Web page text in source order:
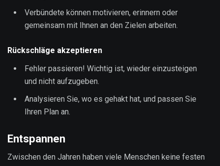
Verbündete können motivieren, erinnern oder
gemeinsam mit Ihnen an den Zielen arbeiten.
Rückschläge akzeptieren
Fehler passieren! Wichtig ist, wieder einzusteigen
und nicht aufzugeben.
Analysieren Sie, wo es gehakt hat, und passen Sie
Ihren Plan an.
Entspannen
Zwischen den Jahren haben viele Menschen keine festen